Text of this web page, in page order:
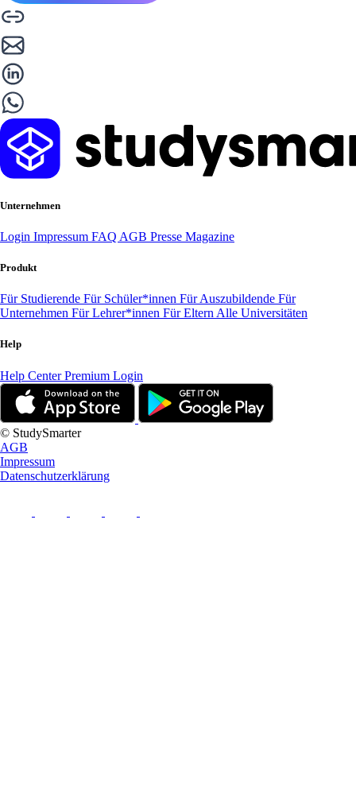
Unternehmen
Login Impressum FAQ AGB Presse Magazine
Produkt
Für Studierende Für Schüler*innen Für Auszubildende Für
Unternehmen Für Lehrer*innen Für Eltern Alle Universitäten
Help
Help CenterPremium Login
© StudySmarter
AGB
Impressum
Datenschutzerklärung